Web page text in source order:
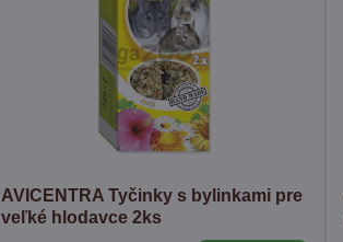
AVICENTRA Tyčinky s bylinkami pre
veľké hlodavce 2ks